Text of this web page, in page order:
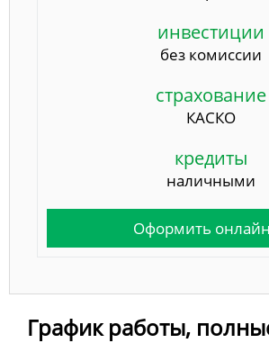
инвестиции
без комиссии
страхование
КАСКО
кредиты
наличными
Оформить онлайн
График работы,